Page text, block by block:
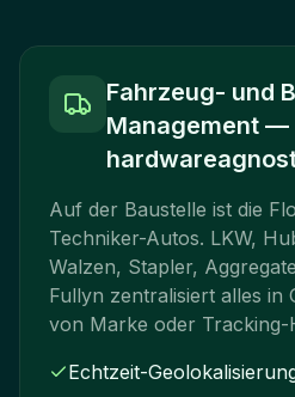
Fahrzeug- und
Management —
Auf der Baustelle ist die
Techniker-Autos. LKW,
Walzen, Stapler,
Fullyn zentralisiert alles in
von Marke oder Tracking-
Echtzeit-